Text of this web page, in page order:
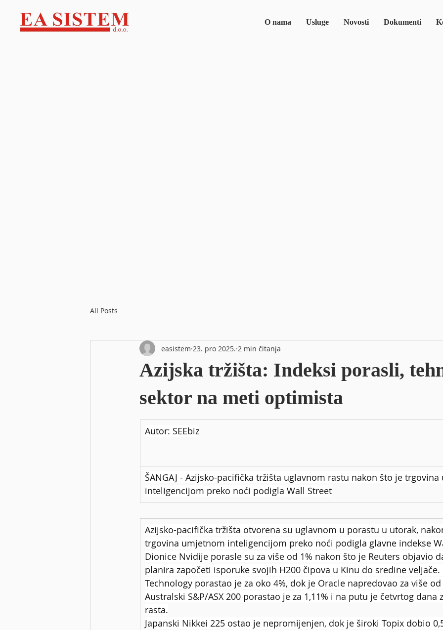
O nama Usluge Novosti Dokumenti
All Posts
Azijska tržišta: Indeksi porasli,
sektor na meti optimista
easistem 23. pro 2025. 2 min čitanja
Autor: SEEbiz
ŠANGAJ - Azijsko-pacifička tržišta uglavnom rastu nakon što je
inteligencijom preko noći podigla Wall Street
Azijsko-pacifička tržišta otvorena su uglavnom u porastu u utorak,
trgovina umjetnom inteligencijom preko noći podigla glavne indekse
Dionice Nvidije porasle su za više od 1% nakon što je Reuters objavio
planira započeti isporuke svojih H200 čipova u Kinu do sredine
Technology porastao je za oko 4%, dok je Oracle napredovao za više od
Australski S&P/ASX 200 porastao je za 1,11% i na putu je četvrtog dana
rasta.
Japanski Nikkei 225 ostao je nepromijenjen, dok je široki Topix dobio